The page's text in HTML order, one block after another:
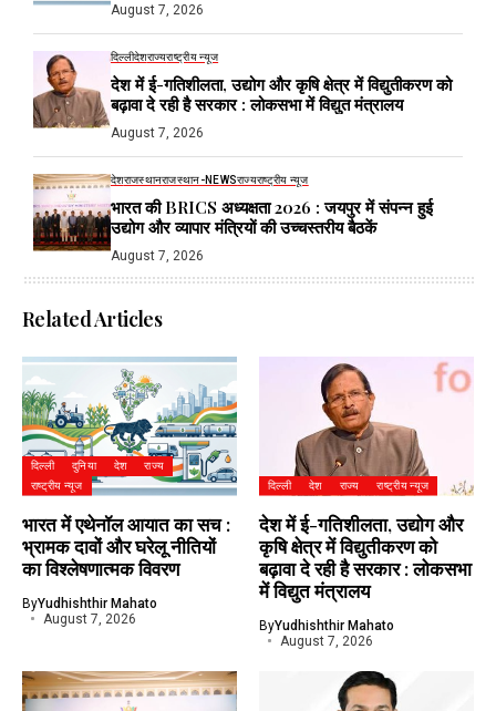
August 7, 2026
दिल्लीदेशराज्यराष्ट्रीय न्यूज
देश में ई-गतिशीलता, उद्योग और कृषि क्षेत्र में विद्युतीकरण को
बढ़ावा दे रही है सरकार : लोकसभा में विद्युत मंत्रालय
August 7, 2026
देशराजस्थानराजस्थान-NEWSराज्यराष्ट्रीय न्यूज
भारत की BRICS अध्यक्षता 2026 : जयपुर में संपन्न हुई
उद्योग और व्यापार मंत्रियों की उच्चस्तरीय बैठकें
August 7, 2026
Related Articles
दिल्ली दुनिया देश
राज्य
राष्ट्रीय न्यूज
भारत में एथेनॉल आयात का सच :
भ्रामक दावों और घरेलू नीतियों
का विश्लेषणात्मक विवरण
ByYudhishthir Mahato
August 7, 2026
दिल्ली देश राज्य राष्ट्रीय न्यूज
देश में ई-गतिशीलता, उद्योग और
कृषि क्षेत्र में विद्युतीकरण को
बढ़ावा दे रही है सरकार : लोकसभा
में विद्युत मंत्रालय
ByYudhishthir Mahato
August 7, 2026